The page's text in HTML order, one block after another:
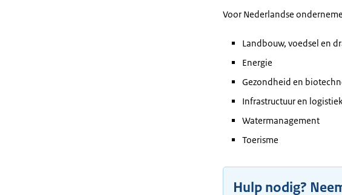
Voor Nederlandse
Landbouw, voedsel en
Energie
Gezondheid en
Infrastructuur en
Watermanagement
Toerisme
Hulp nodig?